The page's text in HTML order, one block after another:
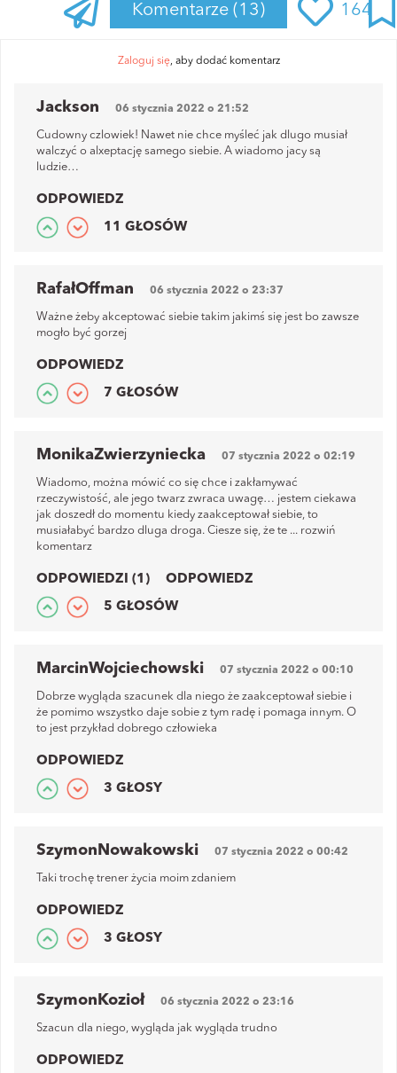
Komentarze (13) 164
Zaloguj się, aby dodać komentarz
Jackson 06 stycznia 2022 o 21:52
Cudowny czlowiek! Nawet nie chce myśleć jak dlugo musiał
walczyć o alxeptację samego siebie. A wiadomo jacy są
ludzie…
ODPOWIEDZ
11 GŁOSÓW
RafałOffman 06 stycznia 2022 o 23:37
Ważne żeby akceptować siebie takim jakimś się jest bo zawsze
mogło być gorzej
ODPOWIEDZ
7 GŁOSÓW
MonikaZwierzyniecka 07 stycznia 2022 o 02:19
Wiadomo, można mówić co się chce i zakłamywać
rzeczywistość, ale jego twarz zwraca uwagę… jestem ciekawa
jak doszedł do momentu kiedy zaakceptował siebie, to
musiałabyć bardzo dluga droga. Ciesze się, że te ... rozwiń
komentarz
ODPOWIEDZI (1) ODPOWIEDZ
5 GŁOSÓW
MarcinWojciechowski 07 stycznia 2022 o 00:10
Dobrze wygląda szacunek dla niego że zaakceptował siebie i
że pomimo wszystko daje sobie z tym radę i pomaga innym. O
to jest przykład dobrego człowieka
ODPOWIEDZ
3 GŁOSY
SzymonNowakowski 07 stycznia 2022 o 00:42
Taki trochę trener życia moim zdaniem
ODPOWIEDZ
3 GŁOSY
SzymonKozioł 06 stycznia 2022 o 23:16
Szacun dla niego, wygląda jak wygląda trudno
ODPOWIEDZ